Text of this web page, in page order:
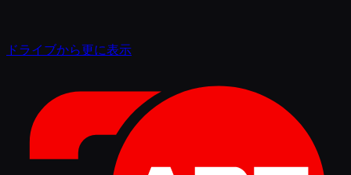
ドライブから更に表示